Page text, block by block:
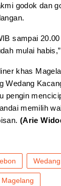
godok dan
sampai
mulai
khas
Wedang
pengin
memilih
(Arie
Magelang